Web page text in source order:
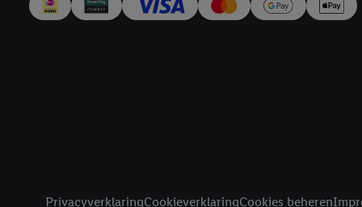
PrivacyverklaringCookieverklaringCookies beheren